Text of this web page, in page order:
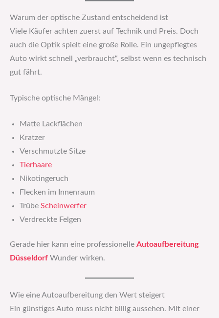
Warum der optische Zustand entscheidend ist
Viele Käufer achten zuerst auf Technik und Preis. Doch
auch die Optik spielt eine große Rolle. Ein ungepflegtes
Auto wirkt schnell „verbraucht“, selbst wenn es technisch
gut fährt.
Typische optische Mängel:
Matte Lackflächen
Kratzer
Verschmutzte Sitze
Tierhaare
Nikotingeruch
Flecken im Innenraum
Trübe Scheinwerfer
Verdreckte Felgen
Gerade hier kann eine professionelle Autoaufbereitung
Düsseldorf Wunder wirken.
Wie eine Autoaufbereitung den Wert steigert
Ein günstiges Auto muss nicht billig aussehen. Mit einer